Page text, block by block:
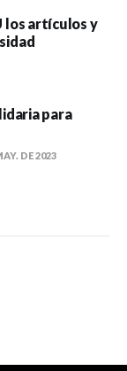
los artículos y
para
DE 2023